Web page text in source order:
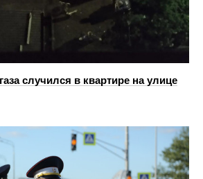
случился в квартире на улице